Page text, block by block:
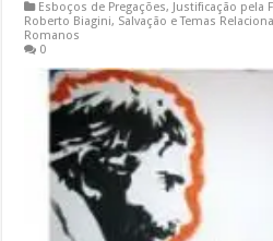
Esboços de Pregações, Justificação pela
Roberto Biagini, Salvação e Temas
Romanos
0